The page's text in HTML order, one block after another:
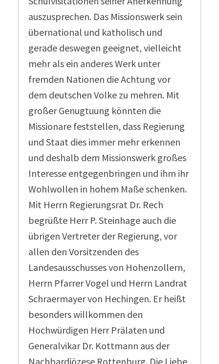
auszusprechen. Das Missionswerk sein
übernational und katholisch und
gerade deswegen geeignet, vielleicht
mehr als ein anderes Werk unter
fremden Nationen die Achtung vor
dem deutschen Volke zu mehren. Mit
großer Genugtuung könnten die
Missionare feststellen, dass Regierung
und Staat dies immer mehr erkennen
und deshalb dem Missionswerk großes
Interesse entgegenbringen und ihm ihr
Wohlwollen in hohem Maße schenken.
Mit Herrn Regierungsrat Dr. Rech
begrüßte Herr P. Steinhage auch die
übrigen Vertreter der Regierung, vor
allen den Vorsitzenden des
Landesausschusses von Hohenzollern,
Herrn Pfarrer Vogel und Herrn Landrat
Schraermayer von Hechingen. Er heißt
besonders willkommen den
Hochwürdigen Herr Prälaten und
Generalvikar Dr. Kottmann aus der
Nachbardiözese Rottenburg. Die Liebe